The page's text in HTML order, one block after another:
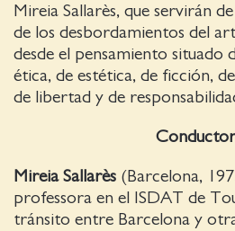
Mireia Sallarès, que servirán
de los desbordamientos del
desde el pensamiento situado
ética, de estética, de ficción,
de libertad y de
Mireia Sallarès (Barcelona,
professora en el ISDAT de
tránsito entre Barcelona y